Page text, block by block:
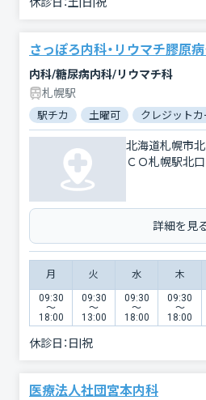
さっぽろ内科・リウマチ膠原
内科/糖尿病内科/リウマチ科
札幌駅
駅チカ 土曜可 クレジット
北海道札幌市
ＣＯ札幌駅北
詳細を見
月 火 水 木
09:30
〜
18:00
09:30
〜
13:00
09:30
〜
18:00
09:30
〜
18:00
休診日： 日|祝
医療法人社団宮本内科